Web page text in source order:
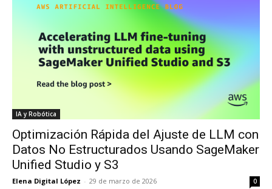
IA y Robótica
Optimización Rápida del Ajuste de LLM con
Datos No Estructurados Usando SageMaker
Unified Studio y S3
Elena Digital López - 29 de marzo de 2026 0